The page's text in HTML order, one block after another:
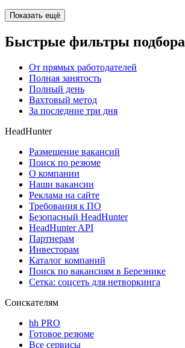
Показать ещё
Быстрые фильтры
От прямых работодателей
Полная занятость
Полный день
Вахтовый метод
За последние три дня
HeadHunter
Размещение вакансий
Поиск по резюме
О компании
Наши вакансии
Реклама на сайте
Требования к ПО
Безопасный HeadHunter
HeadHunter API
Партнерам
Инвесторам
Каталог компаний
Поиск по вакансиям в Березнике
Сетка: соцсеть для нетворкинга
Соискателям
hh PRO
Готовое резюме
Все сервисы